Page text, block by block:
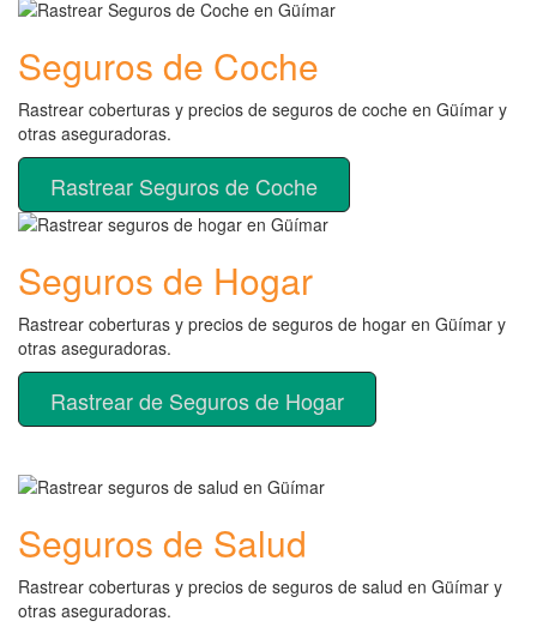
Seguros de Coche
Rastrear coberturas y precios de seguros de coche en Güímar y
otras aseguradoras.
Rastrear Seguros de Coche
Seguros de Hogar
Rastrear coberturas y precios de seguros de hogar en Güímar y
otras aseguradoras.
Rastrear de Seguros de Hogar
Seguros de Salud
Rastrear coberturas y precios de seguros de salud en Güímar y
otras aseguradoras.